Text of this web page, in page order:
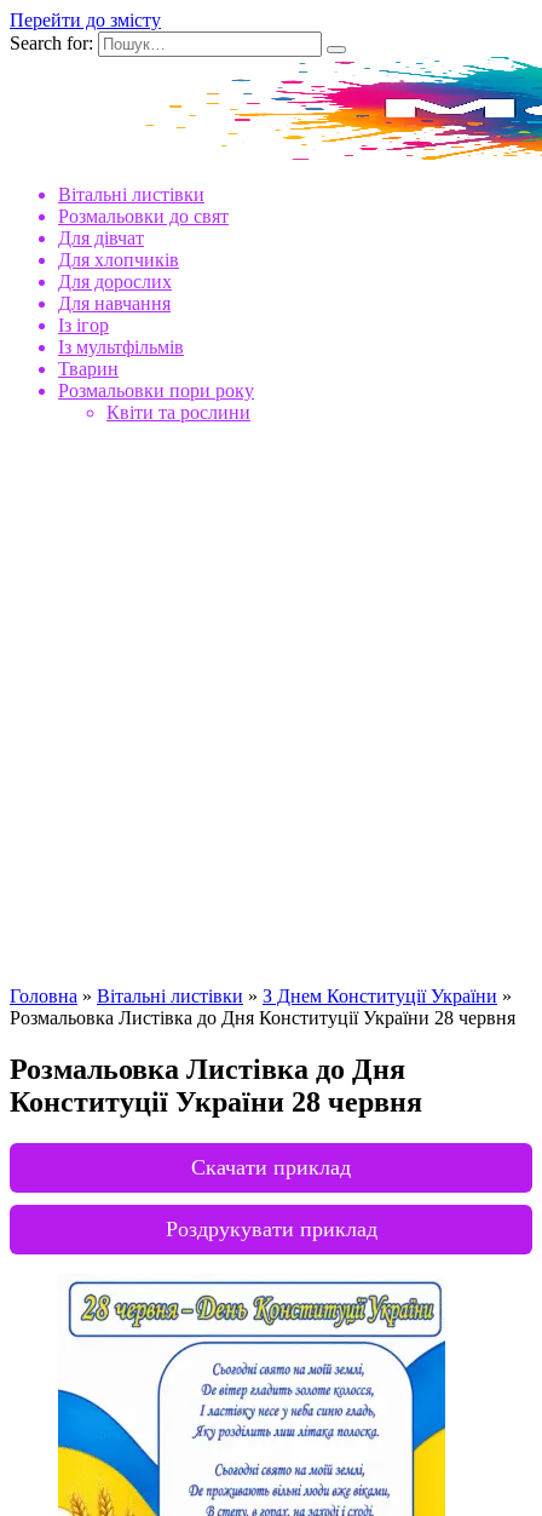
Перейти до змісту
Search for:
Вітальні листівки
Розмальовки до свят
Для дівчат
Для хлопчиків
Для дорослих
Для навчання
Із ігор
Із мультфільмів
Тварин
Розмальовки пори року
Квіти та рослини
Головна » Вітальні листівки » З Днем Конституції України »
Розмальовка Листівка до Дня Конституції України 28 червня
Розмальовка Листівка до Дня
Конституції України 28 червня
Скачати приклад
Роздрукувати приклад